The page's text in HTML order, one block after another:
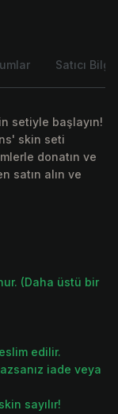
Satıcı
setiyle başlayın!
skin seti
donatın ve
satın alın ve
(Daha üstü bir
edilir.
iade veya
sayılır!